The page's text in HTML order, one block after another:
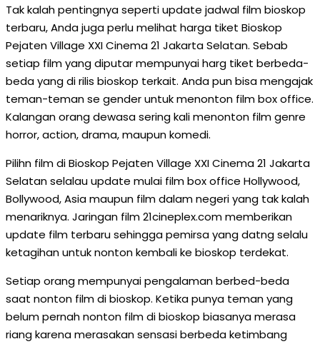
Tak kalah pentingnya seperti update jadwal film bioskop
terbaru, Anda juga perlu melihat harga tiket Bioskop
Pejaten Village XXI Cinema 21 Jakarta Selatan. Sebab
setiap film yang diputar mempunyai harg tiket berbeda-
beda yang di rilis bioskop terkait. Anda pun bisa mengajak
teman-teman se gender untuk menonton film box office.
Kalangan orang dewasa sering kali menonton film genre
horror, action, drama, maupun komedi.
Pilihn film di Bioskop Pejaten Village XXI Cinema 21 Jakarta
Selatan selalau update mulai film box office Hollywood,
Bollywood, Asia maupun film dalam negeri yang tak kalah
menariknya. Jaringan film 21cineplex.com memberikan
update film terbaru sehingga pemirsa yang datng selalu
ketagihan untuk nonton kembali ke bioskop terdekat.
Setiap orang mempunyai pengalaman berbed-beda
saat nonton film di bioskop. Ketika punya teman yang
belum pernah nonton film di bioskop biasanya merasa
riang karena merasakan sensasi berbeda ketimbang